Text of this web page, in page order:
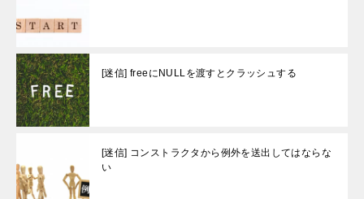
[迷信] freeにNULLを渡すとクラッシュする
[迷信] コンストラクタから例外を送出してはならな
い